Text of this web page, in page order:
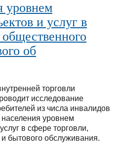
уровнем
и услуг в
об
торговли
исследование
из числа инвалидов
уровнем
в сфере торговли,
бытового обслуживания.